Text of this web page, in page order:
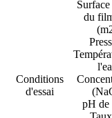
du
Conditions
d'essai
pH de